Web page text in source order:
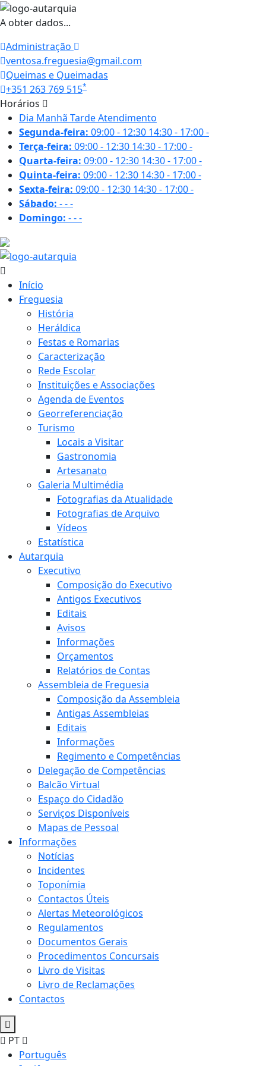
A obter dados...
Administração
ventosa.freguesia@gmail.com
Queimas e Queimadas
+351 263 769 515*
Horários
Dia Manhã TardeAtendimento
Segunda-feira: 09:00 - 12:30 14:30 - 17:00-
Terça-feira: 09:00 - 12:30 14:30 - 17:00-
Quarta-feira: 09:00 - 12:30 14:30 - 17:00-
Quinta-feira: 09:00 - 12:30 14:30 - 17:00-
Sexta-feira: 09:00 - 12:30 14:30 - 17:00-
Sábado: ---
Domingo: ---
Início
Freguesia
História
Heráldica
Festas e Romarias
Caracterização
Rede Escolar
Instituições e Associações
Agenda de Eventos
Georreferenciação
Turismo
Locais a Visitar
Gastronomia
Artesanato
Galeria Multimédia
Fotografias da Atualidade
Fotografias de Arquivo
Vídeos
Estatística
Autarquia
Executivo
Composição do Executivo
Antigos Executivos
Editais
Avisos
Informações
Orçamentos
Relatórios de Contas
Assembleia de Freguesia
Composição da Assembleia
Antigas Assembleias
Editais
Informações
Regimento e Competências
Delegação de Competências
Balcão Virtual
Espaço do Cidadão
Serviços Disponíveis
Mapas de Pessoal
Informações
Notícias
Incidentes
Toponímia
Contactos Úteis
Alertas Meteorológicos
Regulamentos
Documentos Gerais
Procedimentos Concursais
Livro de Visitas
Livro de Reclamações
Contactos
PT
Português